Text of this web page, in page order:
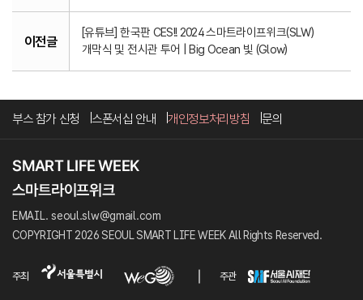
이전글
[유튜브] 한국판 CES!! 2024 스마트라이프위크(SLW)
개막식 및 전시관 투어 | Big Ocean 빛 (Glow)
부스 참가 신청 스폰서십 안내 개인정보처리방침 문의
EMAIL. seoul.slw@gmail.com
COPYRIGHT 2026 SEOUL SMART LIFE WEEK All Rights Reserved.
주최 주관